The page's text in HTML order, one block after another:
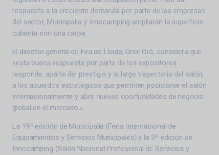
respuesta a la creciente demanda por parte de las empresas
del sector, Municipalia y Innocamping ampliarán la superficie
cubierta con una carpa.
El director general de Fira de Lleida, Oriol Oró, considera que
«esta buena respuesta por parte de los expositores
responde, aparte del prestigio y la larga trayectoria del salón,
a los acuerdos estratégicos que permiten posicionar el salón
internacionalmente y abrir nuevas oportunidades de negocio
global en el mercado.»
La 19ª edición de Municipalia (Feria Internacional de
Equipamientos y Servicios Municipales) y la 3ª edición de
Innocamping (Salón Nacional Profesional de Servicios y